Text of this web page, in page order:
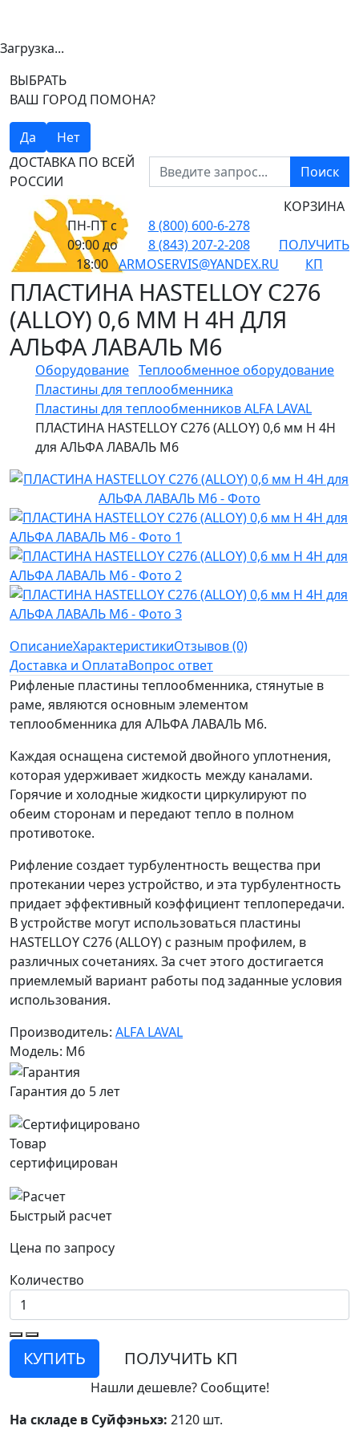
Загрузка...
ВЫБРАТЬ
ВАШ ГОРОД ПОМОНА?
Да
Нет
ДОСТАВКА ПО ВСЕЙ
РОССИИ
Поиск
ПН-ПТ с
09:00 до
18:00
8 (800) 600-6-278
8 (843) 207-2-208
ARMOSERVIS@YANDEX.RU
КОРЗИНА
ПОЛУЧИТЬ
КП
ПЛАСТИНА HASTELLOY C276
(ALLOY) 0,6 ММ H 4H ДЛЯ
АЛЬФА ЛАВАЛЬ M6
Оборудование Теплообменное оборудование
Пластины для теплообменника
Пластины для теплообменников ALFA LAVAL
ПЛАСТИНА HASTELLOY C276 (ALLOY) 0,6 мм H 4H
для АЛЬФА ЛАВАЛЬ M6
ОписаниеХарактеристикиОтзывов (0)
Доставка и ОплатаВопрос ответ
Рифленые пластины теплообменника, стянутые в
раме, являются основным элементом
теплообменника для АЛЬФА ЛАВАЛЬ M6.
Каждая оснащена системой двойного уплотнения,
которая удерживает жидкость между каналами.
Горячие и холодные жидкости циркулируют по
обеим сторонам и передают тепло в полном
противотоке.
Рифление создает турбулентность вещества при
протекании через устройство, и эта турбулентность
придает эффективный коэффициент теплопередачи.
В устройстве могут использоваться пластины
HASTELLOY C276 (ALLOY) с разным профилем, в
различных сочетаниях. За счет этого достигается
приемлемый вариант работы под заданные условия
использования.
Производитель: ALFA LAVAL
Модель: M6
Гарантия до 5 лет
Товар
сертифицирован
Быстрый расчет
Цена по запросу
Количество
КУПИТЬ ПОЛУЧИТЬ КП
Нашли дешевле? Сообщите!
На складе в Суйфэньхэ: 2120 шт.